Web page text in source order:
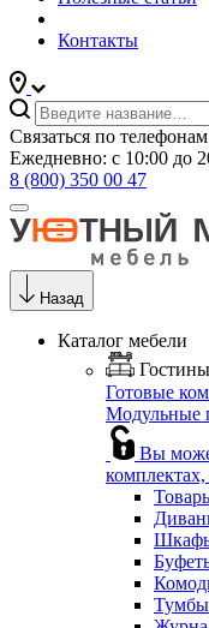
Контакты
Связаться по телефонам
Ежедневно: с 10:00 до
8 (800) 350 00 47
Назад
Каталог мебели
Готовые
Модульные
Вы